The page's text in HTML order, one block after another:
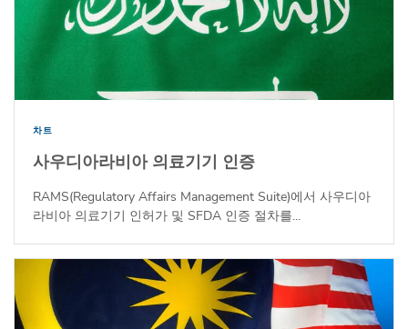
차트
사우디아라비아 의료기기 인증
RAMS(Regulatory Affairs Management Suite)에서 사우디아
라비아 의료기기 인허가 및 SFDA 인증 절차를...